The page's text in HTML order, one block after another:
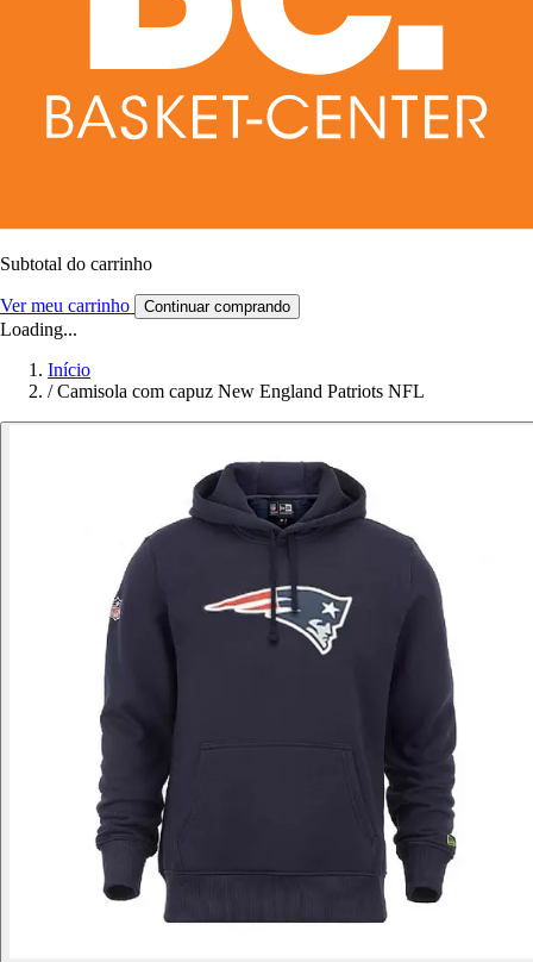
Subtotal do carrinho
Ver meu carrinho Continuar comprando
Loading...
Início
/ Camisola com capuz New England Patriots NFL